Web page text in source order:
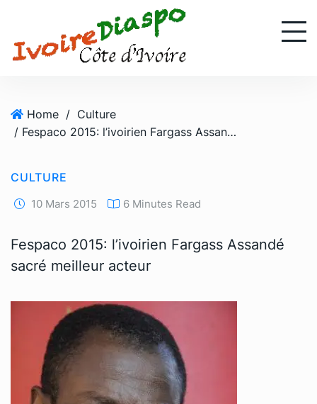
Home / Culture
/ Fespaco 2015: l’ivoirien Fargass Assandé sacré meilleur acteur
CULTURE
10 Mars 2015 6 Minutes Read
Fespaco 2015: l’ivoirien Fargass Assandé
sacré meilleur acteur